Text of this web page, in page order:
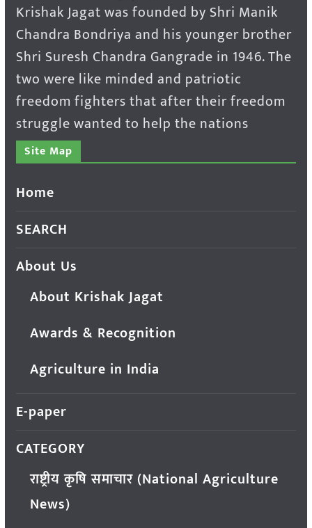
Krishak Jagat was founded by Shri Manik
Chandra Bondriya and his younger brother
Shri Suresh Chandra Gangrade in 1946. The
two were like minded and patriotic
freedom fighters that after their freedom
struggle wanted to help the nations
Site Map
Home
SEARCH
About Us
About Krishak Jagat
Awards & Recognition
Agriculture in India
E-paper
CATEGORY
राष्ट्रीय कृषि समाचार (National Agriculture
News)